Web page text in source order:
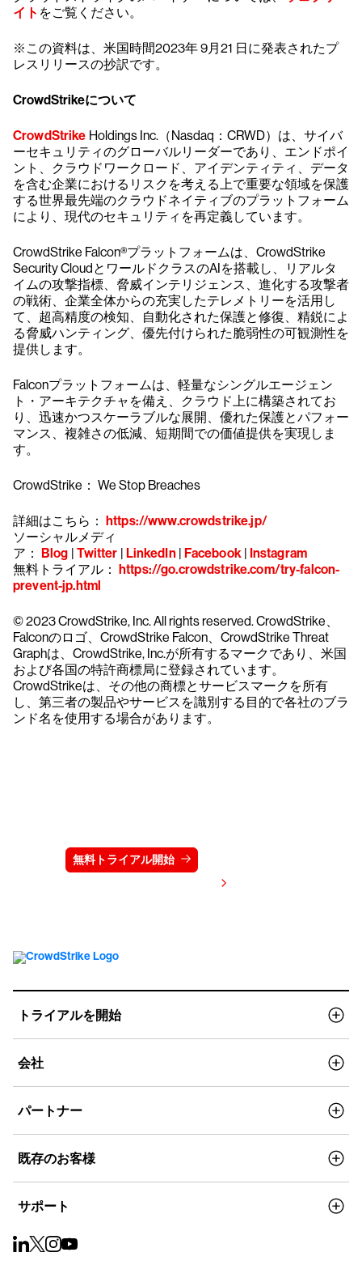
イト をご覧ください。
※この資料は、米国時間2023年 9月21 日に発表されたプ
レスリリースの抄訳です。
CrowdStrikeについて
CrowdStrike Holdings Inc.（Nasdaq：CRWD）は、サイバ
ーセキュリティのグローバルリーダーであり、エンドポイ
ント、クラウドワークロード、アイデンティティ、データ
を含む企業におけるリスクを考える上で重要な領域を保護
する世界最先端のクラウドネイティブのプラットフォーム
により、現代のセキュリティを再定義しています。
CrowdStrike Falcon®プラットフォームは、CrowdStrike
Security CloudとワールドクラスのAIを搭載し、リアルタ
イムの攻撃指標、脅威インテリジェンス、進化する攻撃者
の戦術、企業全体からの充実したテレメトリーを活用し
て、超高精度の検知、自動化された保護と修復、精鋭によ
る脅威ハンティング、優先付けられた脆弱性の可観測性を
提供します。
Falconプラットフォームは、軽量なシングルエージェン
ト・アーキテクチャを備え、クラウド上に構築されてお
り、迅速かつスケーラブルな展開、優れた保護とパフォー
マンス、複雑さの低減、短期間での価値提供を実現しま
す。
CrowdStrike： We Stop Breaches
詳細はこちら： https://www.crowdstrike.jp/
ソーシャルメディ
ア： Blog | Twitter | LinkedIn| Facebook| Instagram
無料トライアル： https://go.crowdstrike.com/try-falcon-
prevent-jp.html
© 2023 CrowdStrike, Inc. All rights reserved. CrowdStrike、
Falconのロゴ、CrowdStrike Falcon、CrowdStrike Threat
Graphは、CrowdStrike, Inc.が所有するマークであり、米国
および各国の特許商標局に登録されています。
CrowdStrikeは、その他の商標とサービスマークを所有
し、第三者の製品やサービスを識別する目的で各社のブラ
ンド名を使用する場合があります。
無料トライアル開始
トライアルを開始
会社
パートナー
既存のお客様
サポート